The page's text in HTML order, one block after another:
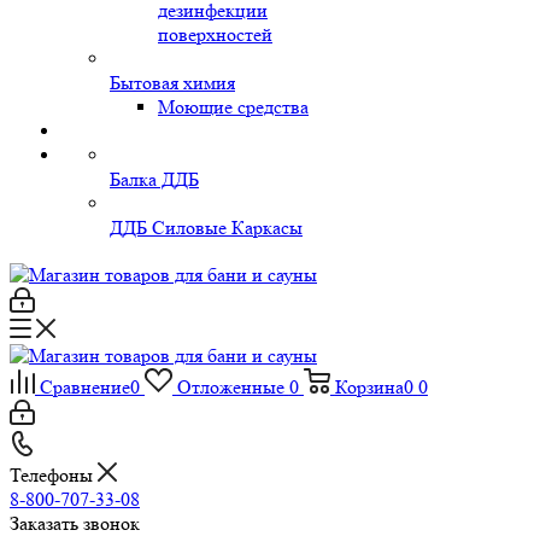
дезинфекции
поверхностей
Бытовая химия
Моющие средства
Балка ДДБ
ДДБ Силовые Каркасы
Сравнение0 Отложенные 0 Корзина0 0
Телефоны
8-800-707-33-08
Заказать звонок